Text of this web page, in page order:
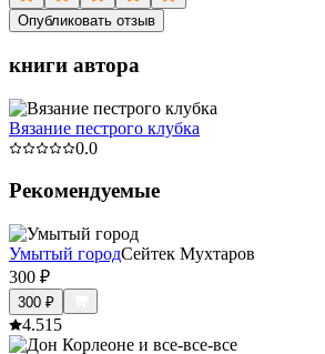
Опубликовать отзыв
книги автора
Вязание пестрого клубка
0.0
Рекомендуемые
Умытый городСейтек Мухтаров
300 ₽
300 ₽
4.515